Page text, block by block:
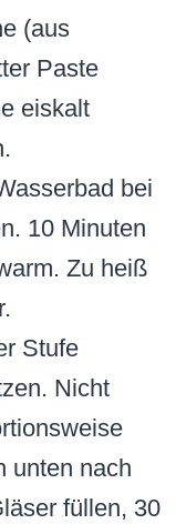
(aus
Paste
eiskalt
bei
10 Minuten
Zu heiß
Stufe
Nicht
unten nach
füllen, 30